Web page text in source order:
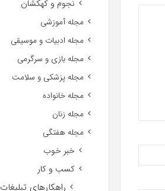
نجوم و کهکشان
مجله آموزشی
مجله ادبیات و موسیقی
مجله بازی و سرگرمی
مجله پزشکی و سلامت
مجله خانواده
مجله زنان
مجله هفتگی
خبر خوب
کسب و کار
راهکارهای تبلیغات